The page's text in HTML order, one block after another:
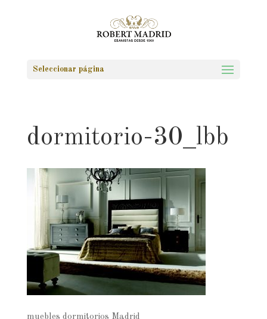
Seleccionar página
dormitorio-30_lbb
muebles dormitorios Madrid